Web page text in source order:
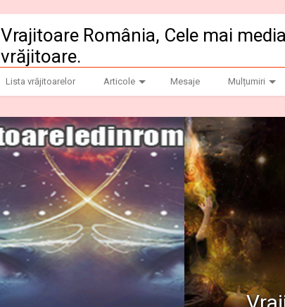
Vrajitoare România, Cele mai
vrăjitoare.
Lista vrăjitoarelor Articole Mesaje Mulțumiri